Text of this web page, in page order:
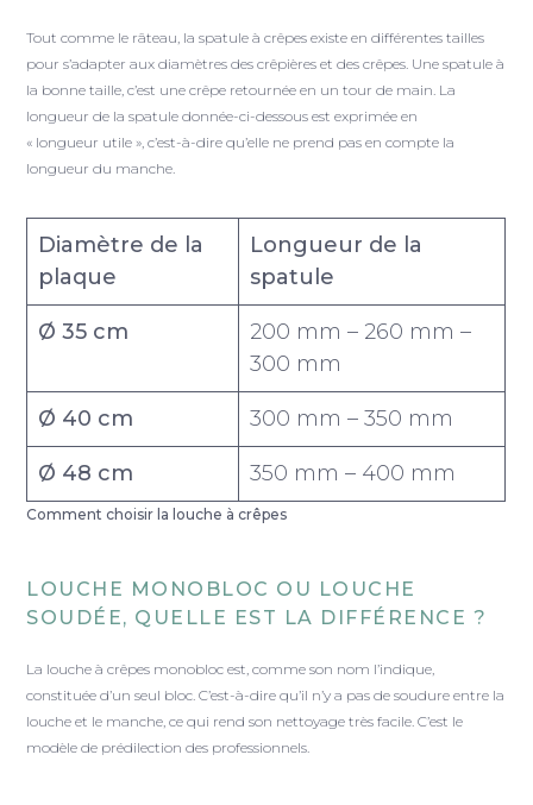
Tout comme le râteau, la spatule à crêpes existe en différentes tailles
pour s’adapter aux diamètres des crêpières et des crêpes. Une spatule à
la bonne taille, c’est une crêpe retournée en un tour de main. La
longueur de la spatule donnée-ci-dessous est exprimée en
« longueur utile », c’est-à-dire qu’elle ne prend pas en compte la
longueur du manche.
Diamètre de la
plaque
Longueur de la
spatule
Ø 35 cm
200 mm – 260 mm –
300 mm
Ø 40 cm 300 mm – 350 mm
Ø 48 cm 350 mm – 400 mm
Comment choisir la louche à crêpes
LOUCHE MONOBLOC OU LOUCHE
SOUDÉE, QUELLE EST LA DIFFÉRENCE ?
La louche à crêpes monobloc est, comme son nom l’indique,
constituée d’un seul bloc. C’est-à-dire qu’il n’y a pas de soudure entre la
louche et le manche, ce qui rend son nettoyage très facile. C’est le
modèle de prédilection des professionnels.